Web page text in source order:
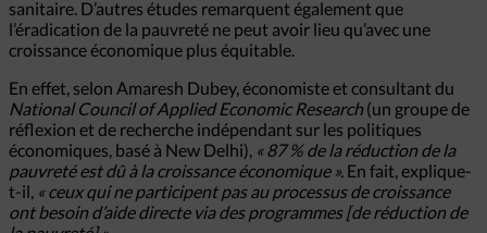
sanitaire. D’autres études remarquent également que
l’éradication de la pauvreté ne peut avoir lieu qu’avec une
croissance économique plus équitable.
En effet, selon Amaresh Dubey, économiste et consultant du
National Council of Applied Economic Research (un groupe de
réflexion et de recherche indépendant sur les politiques
économiques, basé à New Delhi), « 87 % de la réduction de la
pauvreté est dû à la croissance économique ». En fait, explique-
t-il, « ceux qui ne participent pas au processus de croissance
ont besoin d’aide directe via des programmes [de réduction de